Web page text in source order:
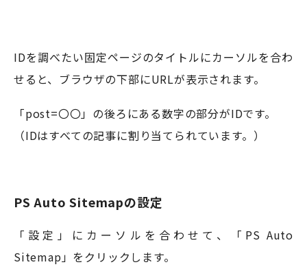
IDを調べたい固定ページのタイトルにカーソルを合わ
せると、ブラウザの下部にURLが表示されます。
「post=〇〇」の後ろにある数字の部分がIDです。
（IDはすべての記事に割り当てられています。）
PS Auto Sitemapの設定
「設定」にカーソルを合わせて、「PS Auto
Sitemap」をクリックします。